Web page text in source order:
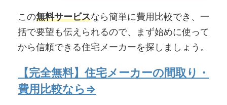
この無料サービスなら簡単に費用比較でき、一
括で要望も伝えられるので、まず始めに使って
から信頼できる住宅メーカーを探しましょう。
【完全無料】住宅メーカーの間取り・
費用比較なら⇒